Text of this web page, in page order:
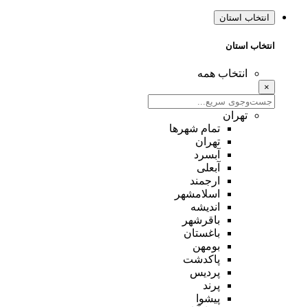
انتخاب استان
انتخاب استان
انتخاب همه
×
تهران
تمام شهر‌ها
تهران
آبسرد
آبعلی
ارجمند
اسلامشهر
اندیشه
باقرشهر
باغستان
بومهن
پاکدشت
پردیس
پرند
پیشوا